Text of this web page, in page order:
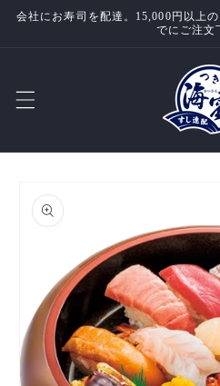
ンツに
会社にお寿司を配達。15,000円以上
でにご注文
報にス
キップ